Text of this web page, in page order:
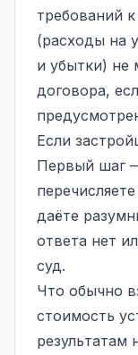
требований
(расходы на
и убытки) не
договора,
Если
Первый шаг
даёте
ответа нет
суд.
Что обычно
стоимость
результатам